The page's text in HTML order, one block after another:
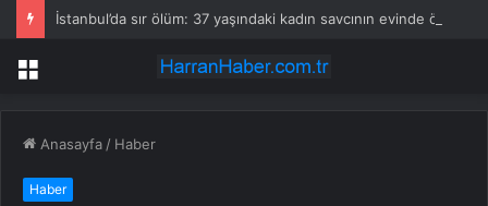
Menü
Anasayfa / Haber
Haber